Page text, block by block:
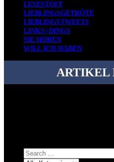
LESESTOFF
LIEBLINGSGETRÖTE
LIEBLINGSTWEETS
LINKS+DINGS
SIE HÖREN
WILL ICH HABEN
ARTIKEL